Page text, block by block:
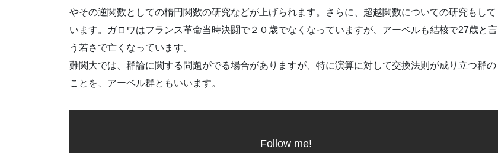
やその逆関数としての楕円関数の研究などが上げられます。さらに、超越関数についての研究もして
います。ガロワはフランス革命当時決闘で２０歳でなくなっていますが、アーベルも結核で27歳と言
う若さで亡くなっています。
難関大では、群論に関する問題がでる場合がありますが、特に演算に対して交換法則が成り立つ群の
ことを、アーベル群ともいいます。
Follow me!